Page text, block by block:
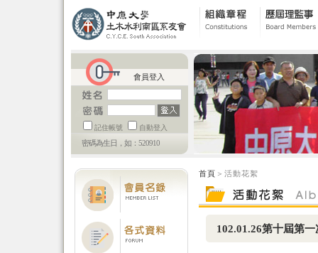
會員登入
記住帳號 自動登入
密碼為生日，如：520910
首頁 ＞活動花絮
102.01.26第十屆第